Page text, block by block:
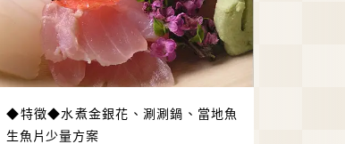
◆特徵◆水煮金銀花、涮涮鍋、當地魚
生魚片少量方案